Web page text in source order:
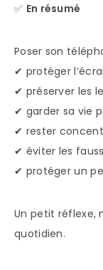
✅ En résumé
Poser son
✔ protéger
✔ préserver les
✔ garder sa vie
✔ rester
✔ éviter les
✔ protéger un
Un petit réflexe,
quotidien.